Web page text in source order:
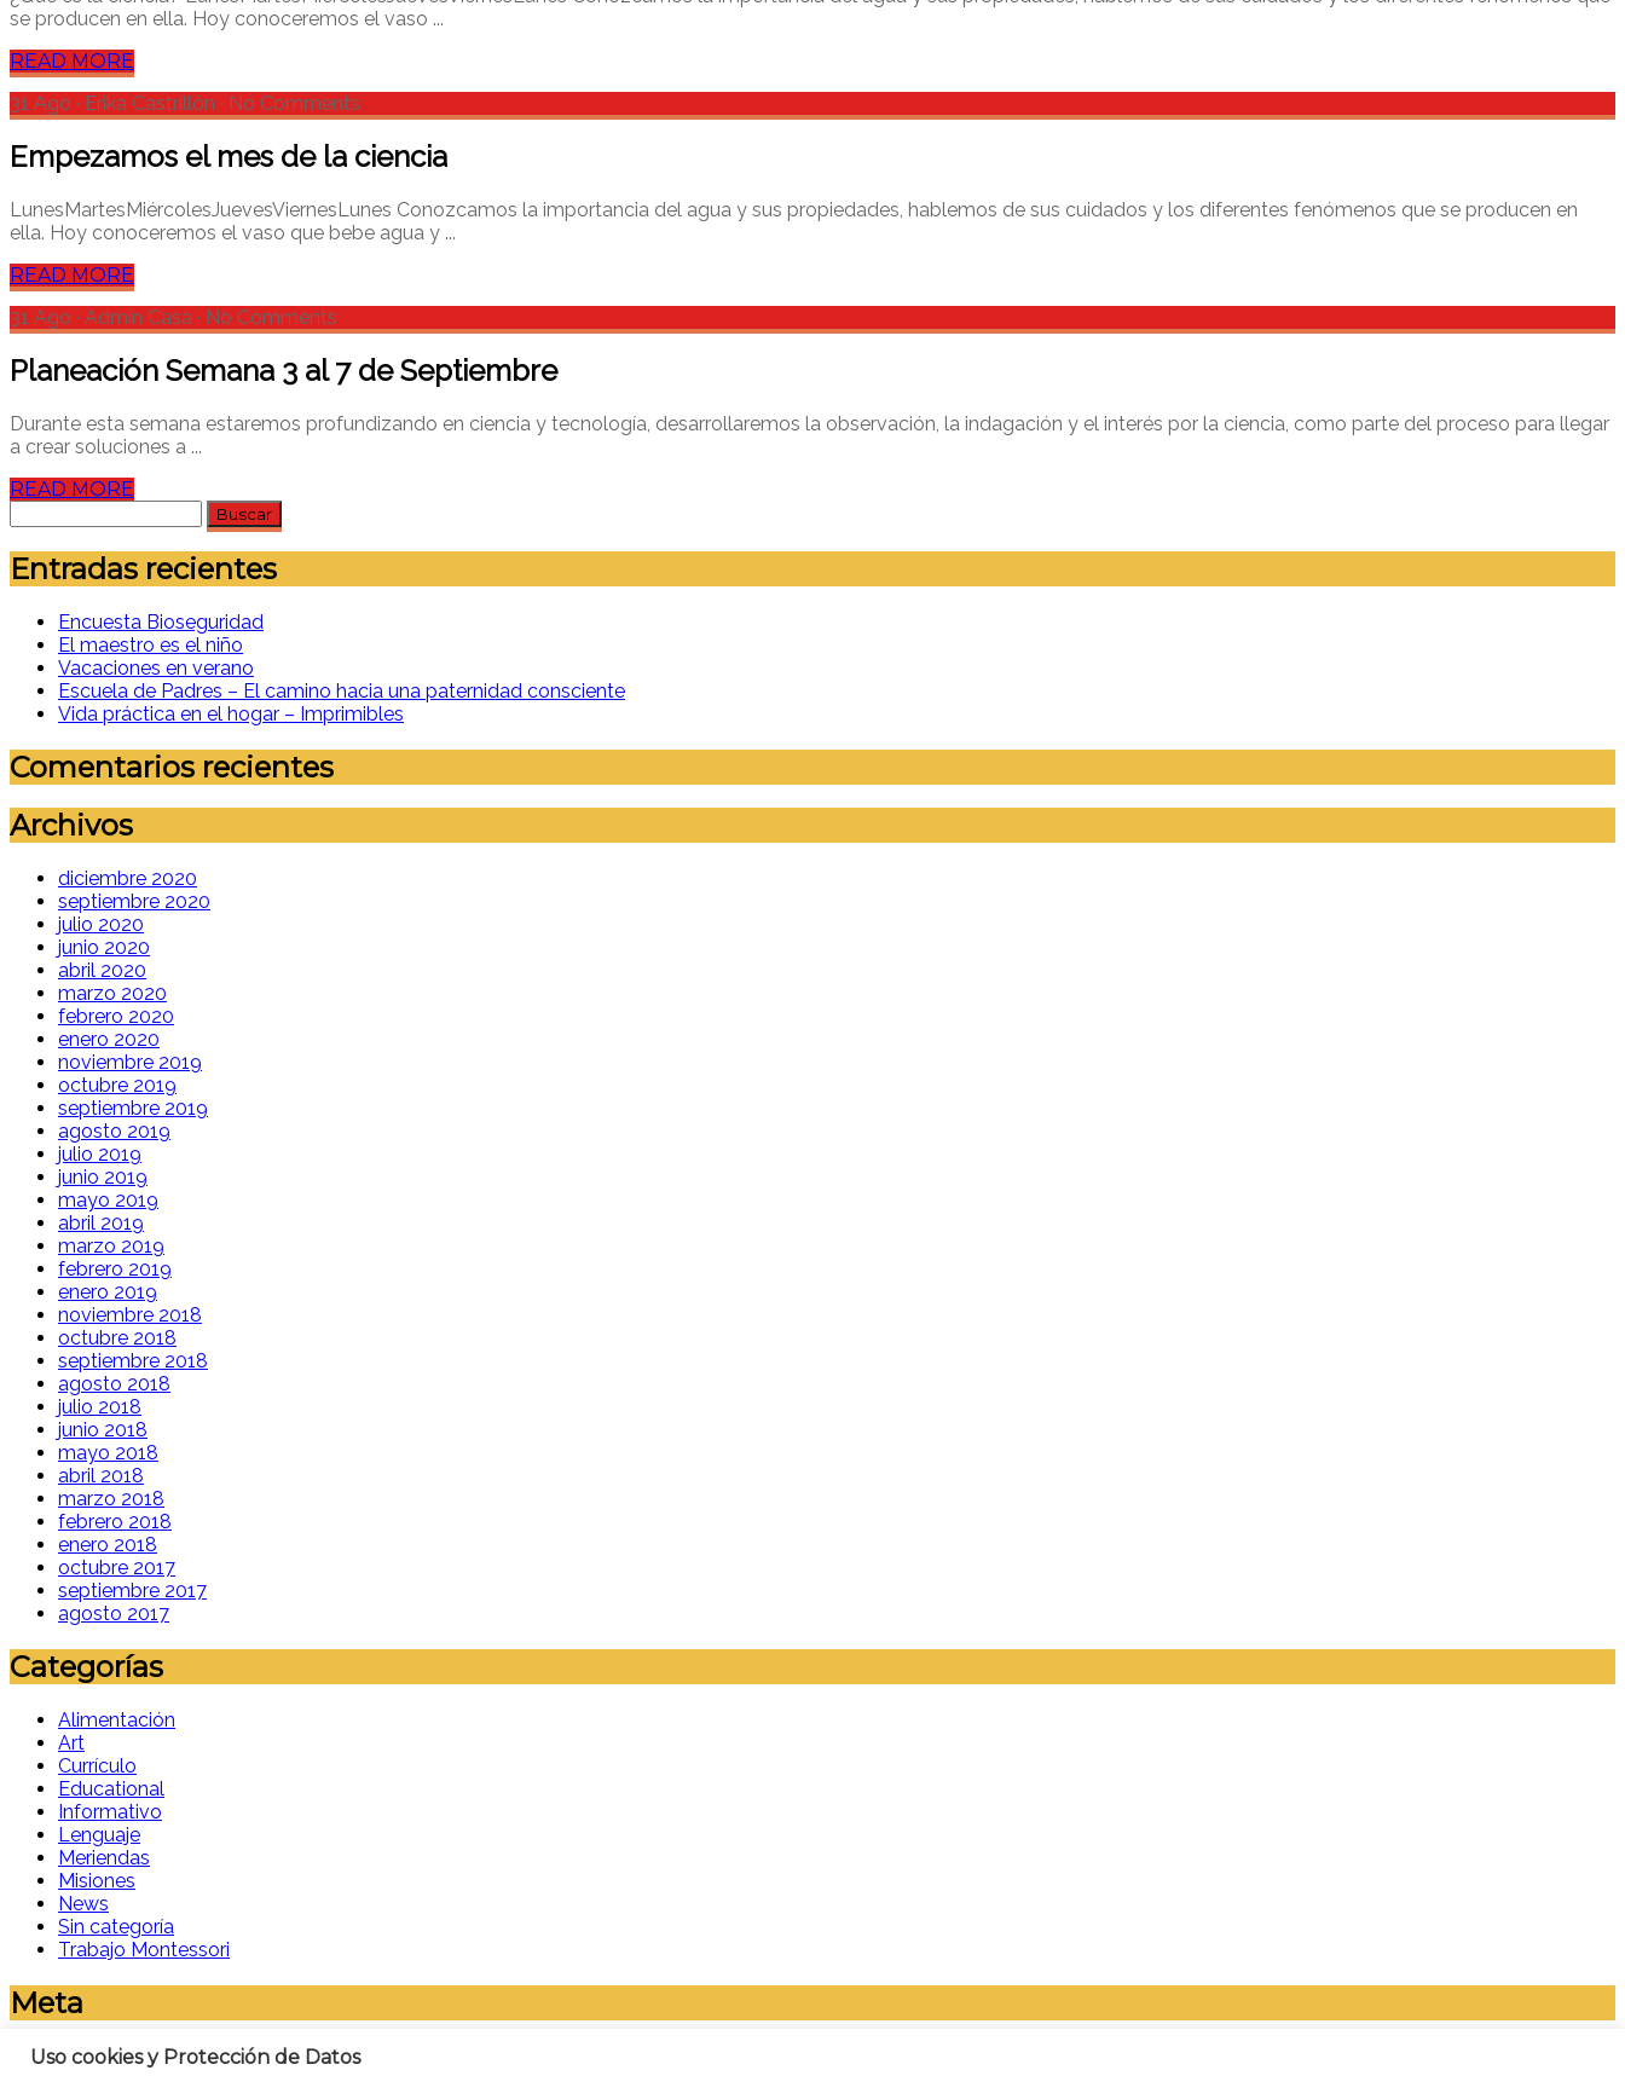
se producen en ella. Hoy conoceremos el vaso ...
READ MORE
31 Ago · Erika Castrillón · No Comments
Empezamos el mes de la ciencia
LunesMartesMiércolesJuevesViernesLunes Conozcamos la importancia del agua y sus propiedades, hablemos de sus cuidados y los diferentes fenómenos que se producen en
ella. Hoy conoceremos el vaso que bebe agua y ...
READ MORE
31 Ago · Admin Casa · No Comments
Planeación Semana 3 al 7 de Septiembre
Durante esta semana estaremos profundizando en ciencia y tecnología, desarrollaremos la observación, la indagación y el interés por la ciencia, como parte del proceso para llegar
a crear soluciones a ...
READ MORE
Entradas recientes
Encuesta Bioseguridad
El maestro es el niño
Vacaciones en verano
Escuela de Padres – El camino hacia una paternidad consciente
Vida práctica en el hogar – Imprimibles
Comentarios recientes
Archivos
diciembre 2020
septiembre 2020
julio 2020
junio 2020
abril 2020
marzo 2020
febrero 2020
enero 2020
noviembre 2019
octubre 2019
septiembre 2019
agosto 2019
julio 2019
junio 2019
mayo 2019
abril 2019
marzo 2019
febrero 2019
enero 2019
noviembre 2018
octubre 2018
septiembre 2018
agosto 2018
julio 2018
junio 2018
mayo 2018
abril 2018
marzo 2018
febrero 2018
enero 2018
octubre 2017
septiembre 2017
agosto 2017
Categorías
Alimentación
Art
Currículo
Educational
Informativo
Lenguaje
Meriendas
Misiones
News
Sin categoría
Trabajo Montessori
Meta
Acceder
Uso cookies y Protección de Datos